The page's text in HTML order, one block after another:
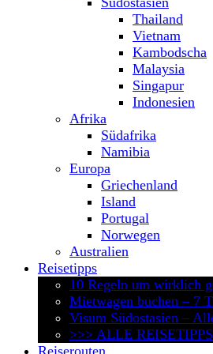
Thailand
Vietnam
Kambodscha
Malaysia
Singapur
Indonesien
Afrika
Südafrika
Namibia
Europa
Griechenland
Island
Portugal
Norwegen
Australien
Reisetipps
10 Regeln um wirklich
Mietwagen buchen – 7
Visum Südostasien –
>>> ALLE REISETIPPS
Reiserouten